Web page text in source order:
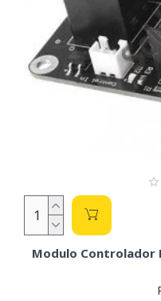
Modulo Controlador